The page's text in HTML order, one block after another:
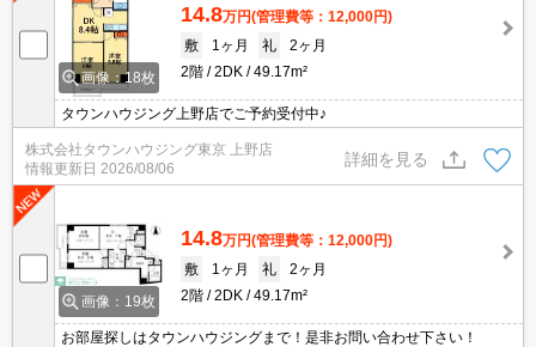
画像：18枚
14.8万円(管理費等：12,000円)
敷
1ヶ月 礼
2ヶ月
2階
2DK 49.17m²
タウンハウジング上野店でご予約受付中♪
株式会社タウンハウジング東京 上野店
情報更新日 2026/08/06
詳細を見る
画像：19枚
14.8万円(管理費等：12,000円)
敷
1ヶ月 礼
2ヶ月
2階
2DK 49.17m²
お部屋探しはタウンハウジングまで！是非お問い合わせ下さい！